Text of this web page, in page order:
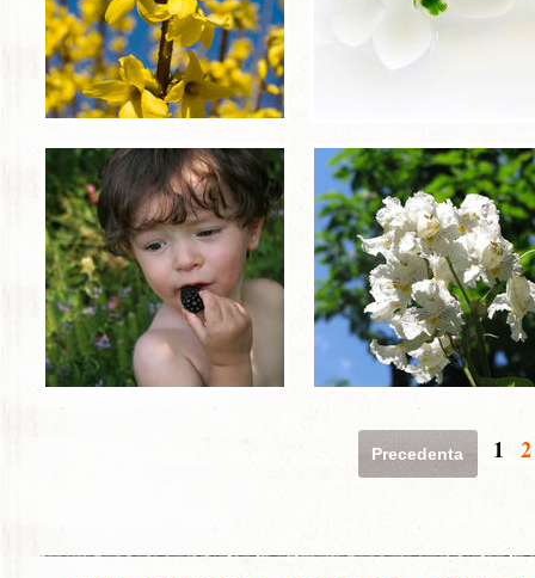
Precedenta 1 2